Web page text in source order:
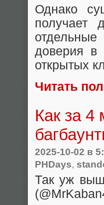
Однако
получает
доверия в
открытых
Читать
Как за 4
2025-10-02 в
PHDays,
Так уж